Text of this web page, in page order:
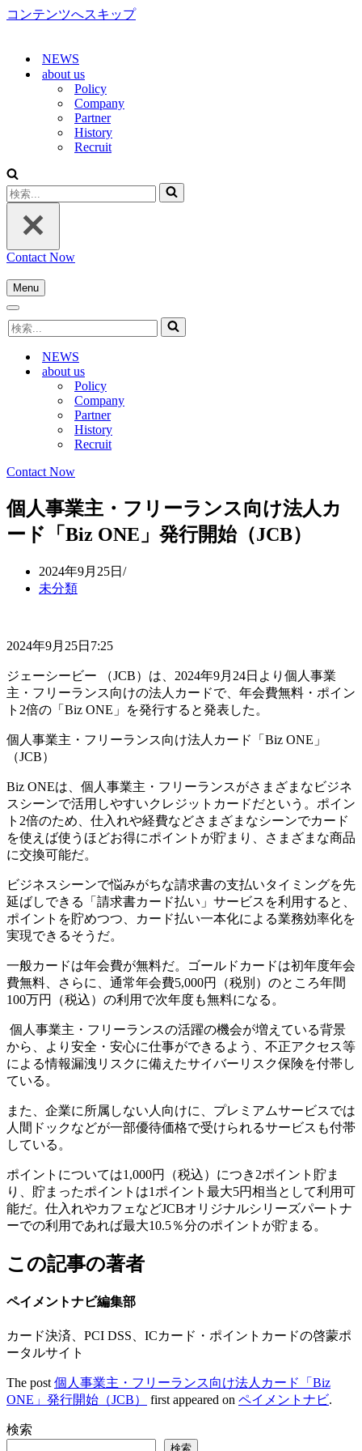
コンテンツへスキップ
NEWS
about us
Policy
Company
Partner
History
Recruit
検
索...
Contact Now
Menu
ナ
ゲ
シ
ョ
ナ
ビ
検
索...
NEWS
about us
Policy
Company
Partner
History
Recruit
Contact Now
個人事業主・フリーランス向け法人カ
ード「Biz ONE」発行開始（JCB）
2024年9月25日
未分類
2024年9月25日7:25
ジェーシービー （JCB）は、2024年9月24日より個人事業
主・フリーランス向けの法人カードで、年会費無料・ポイン
ト2倍の「Biz ONE」を発行すると発表した。
個人事業主・フリーランス向け法人カード「Biz ONE」
（JCB）
Biz ONEは、個人事業主・フリーランスがさまざまなビジネ
スシーンで活用しやすいクレジットカードだという。ポイン
ト2倍のため、仕入れや経費などさまざまなシーンでカード
を使えば使うほどお得にポイントが貯まり、さまざまな商品
に交換可能だ。
ビジネスシーンで悩みがちな請求書の支払いタイミングを先
延ばしできる「請求書カード払い」サービスを利用すると、
ポイントを貯めつつ、カード払い一本化による業務効率化を
実現できるそうだ。
一般カードは年会費が無料だ。ゴールドカードは初年度年会
費無料、さらに、通常年会費5,000円（税別）のところ年間
100万円（税込）の利用で次年度も無料になる。
個人事業主・フリーランスの活躍の機会が増えている背景
から、より安全・安心に仕事ができるよう、不正アクセス等
による情報漏洩リスクに備えたサイバーリスク保険を付帯し
ている。
また、企業に所属しない人向けに、プレミアムサービスでは
人間ドックなどが一部優待価格で受けられるサービスも付帯
している。
ポイントについては1,000円（税込）につき2ポイント貯ま
り、貯まったポイントは1ポイント最大5円相当として利用可
能だ。仕入れやカフェなどJCBオリジナルシリーズパートナ
ーでの利用であれば最大10.5％分のポイントが貯まる。
この記事の著者
ペイメントナビ編集部
カード決済、PCI DSS、ICカード・ポイントカードの啓蒙ポ
ータルサイト
The post 個人事業主・フリーランス向け法人カード「Biz
ONE」発行開始（JCB）
first appeared on ペイメントナビ.
検索
検索